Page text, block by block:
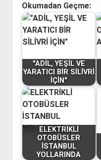
Okumadan Geçme:
"ADİL, YEŞİL VE
YARATICI BİR SİLİVRİ
İÇİN"
ELEKTRİKLİ
OTOBÜSLER
İSTANBUL
YOLLARINDA